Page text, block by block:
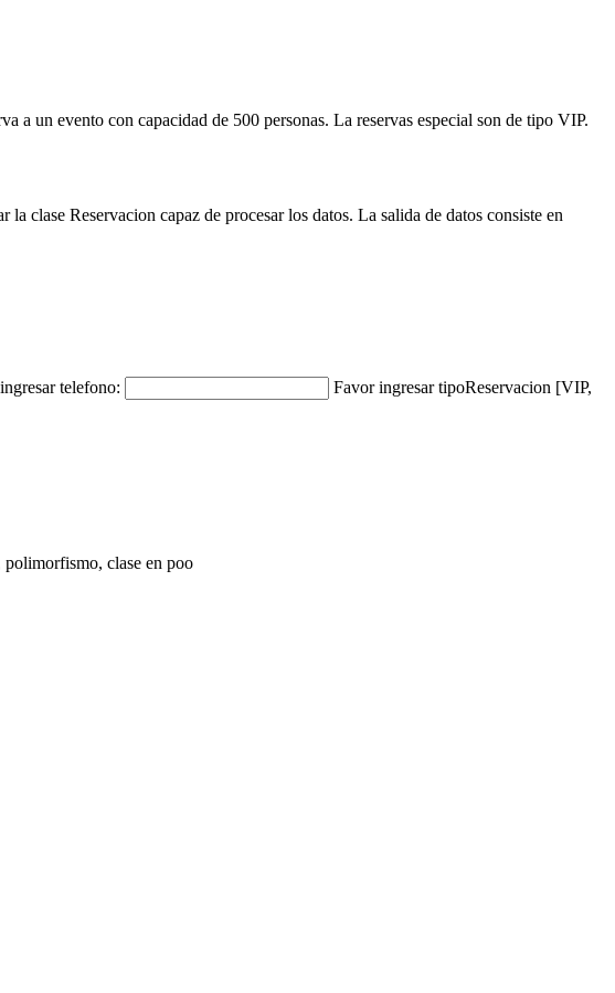
a un evento con capacidad de 500 personas. La reservas especial son de tipo VIP.
clase Reservacion capaz de procesar los datos. La salida de datos consiste en
telefono:
Favor ingresar tipoReservacion [VIP,
polimorfismo, clase en poo